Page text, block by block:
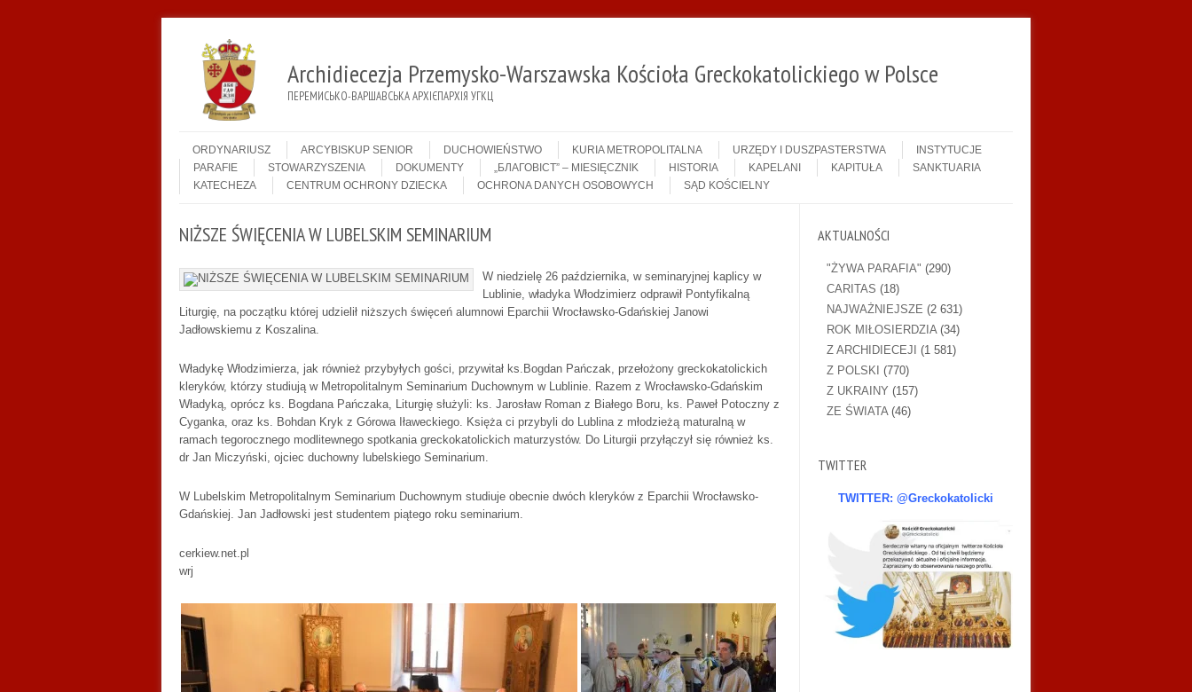
Archidiecezja Przemysko-Warszawska Kościoła Greckokatolickiego w Polsce
ПЕРЕМИСЬКО-ВАРШАВСЬКА АРХІЄПАРХІЯ УГКЦ
Menu
ORDYNARIUSZ
ARCYBISKUP SENIOR DUCHOWIEŃSTWO KURIA METROPOLITALNA URZĘDY I DUSZPASTERSTWA
INSTYTUCJE
PARAFIE
STOWARZYSZENIA DOKUMENTY „БЛАГОВІСТ” – MIESIĘCZNIK HISTORIA KAPELANI KAPITUŁA
SANKTUARIA
KATECHEZA
CENTRUM OCHRONY DZIECKA OCHRONA DANYCH OSOBOWYCH SĄD KOŚCIELNY
NIŻSZE ŚWIĘCENIA W LUBELSKIM SEMINARIUM
W niedzielę 26 października, w seminaryjnej kaplicy w
Lublinie, władyka Włodzimierz odprawił Pontyfikalną
Liturgię, na początku której udzielił niższych święceń alumnowi Eparchii Wrocławsko-Gdańskiej Janowi
Jadłowskiemu z Koszalina.
Władykę Włodzimierza, jak również przybyłych gości, przywitał ks.Bogdan Pańczak, przełożony greckokatolickich
kleryków, którzy studiują w Metropolitalnym Seminarium Duchownym w Lublinie. Razem z Wrocławsko-Gdańskim
Władyką, oprócz ks. Bogdana Pańczaka, Liturgię służyli: ks. Jarosław Roman z Białego Boru, ks. Paweł Potoczny z
Cyganka, oraz ks. Bohdan Kryk z Górowa Iławeckiego. Księża ci przybyli do Lublina z młodzieżą maturalną w
ramach tegorocznego modlitewnego spotkania greckokatolickich maturzystów. Do Liturgii przyłączył się również ks.
dr Jan Miczyński, ojciec duchowny lubelskiego Seminarium.
W Lubelskim Metropolitalnym Seminarium Duchownym studiuje obecnie dwóch kleryków z Eparchii Wrocławsko-
Gdańskiej. Jan Jadłowski jest studentem piątego roku seminarium.
cerkiew.net.pl
wrj
AKTUALNOŚCI
"ŻYWA PARAFIA" (290)
CARITAS (18)
NAJWAŻNIEJSZE (2 631)
ROK MIŁOSIERDZIA(34)
Z ARCHIDIECEJI (1 581)
Z POLSKI (770)
Z UKRAINY (157)
ZE ŚWIATA(46)
TWITTER
TWITTER: @Greckokatolicki